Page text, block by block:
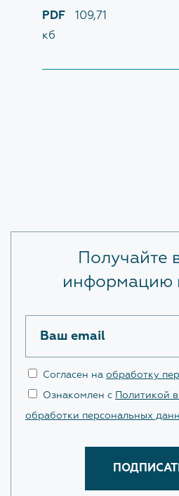
противодействия коррупции
Доклады, отчеты,
ОХРАНА ТРУДА
ПОЛИТИКА В
PDF
109,71
кб
Получайте
информацию
Ваш email
Согласен на обработку
Ознакомлен с Политикой
обработки персональных